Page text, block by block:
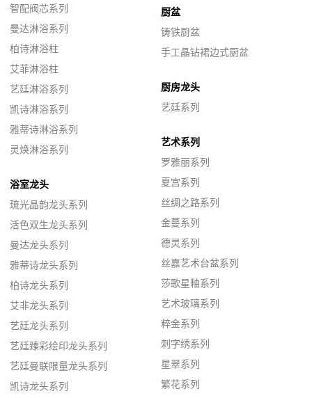
智配阀芯系列
曼达淋浴系列
柏诗淋浴柱
艾菲淋浴柱
艺廷淋浴系列
凯诗淋浴系列
雅蒂诗淋浴系列
灵焕淋浴系列
浴室龙头
琉光晶韵龙头系列
活色双生龙头系列
曼达龙头系列
雅蒂诗龙头系列
柏诗龙头系列
艾非龙头系列
艺廷龙头系列
艺廷臻彩绘印龙头系列
艺廷曼联限量龙头系列
凯诗龙头系列
厨盆
铸铁厨盆
手工晶钻裙边式厨盆
厨房龙头
艺廷系列
艺术系列
罗雅丽系列
夏宫系列
丝绸之路系列
金蔓系列
德灵系列
丝嘉艺术台盆系列
莎歌星釉系列
艺术玻璃系列
粹金系列
刺字绣系列
星翠系列
繁花系列